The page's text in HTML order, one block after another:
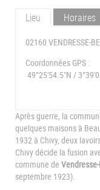
Lieu Horaires
02160 VENDRESSE-
Coordonnées GPS :
49°25'54.5"N /
Après guerre, la
quelques maisons à
1932 à Chivy, deux
Chivy décide la fusion
commune de
septembre 1923).